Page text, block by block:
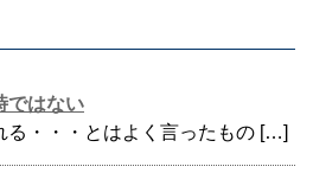
ではない
る・・・とはよく言ったもの […]